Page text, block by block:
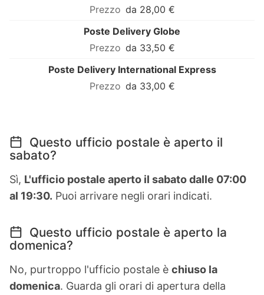
da 28,00 €
Poste Delivery Globe
da 33,50 €
Poste Delivery International Express
da 33,00 €
Questo ufficio postale è aperto il
sabato?
Sì, L'ufficio postale aperto il sabato dalle 07:00
al 19:30. Puoi arrivare negli orari indicati.
Questo ufficio postale è aperto la
domenica?
No, purtroppo l'ufficio postale è chiuso la
domenica. Guarda gli orari di apertura della